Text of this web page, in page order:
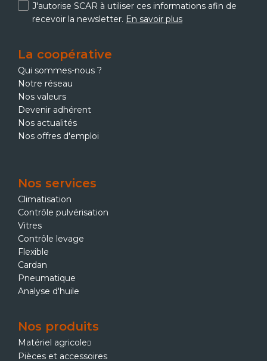
J'autorise SCAR à utiliser ces informations afin de
recevoir la newsletter. En savoir plus
La coopérative
Qui sommes-nous ?
Notre réseau
Nos valeurs
Devenir adhérent
Nos actualités
Nos offres d'emploi
Nos services
Climatisation
Contrôle pulvérisation
Vitres
Contrôle levage
Flexible
Cardan
Pneumatique
Analyse d'huile
Nos produits
Matériel agricole
Pièces et accessoires